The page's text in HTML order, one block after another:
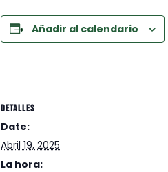
Añadir al calendario
DETALLES
Date:
Abril 19, 2025
La hora: